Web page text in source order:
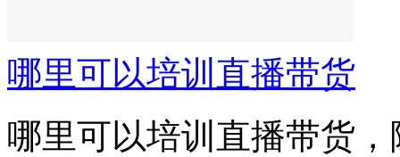
哪里可以培训直播带货
哪里可以培训直播带货